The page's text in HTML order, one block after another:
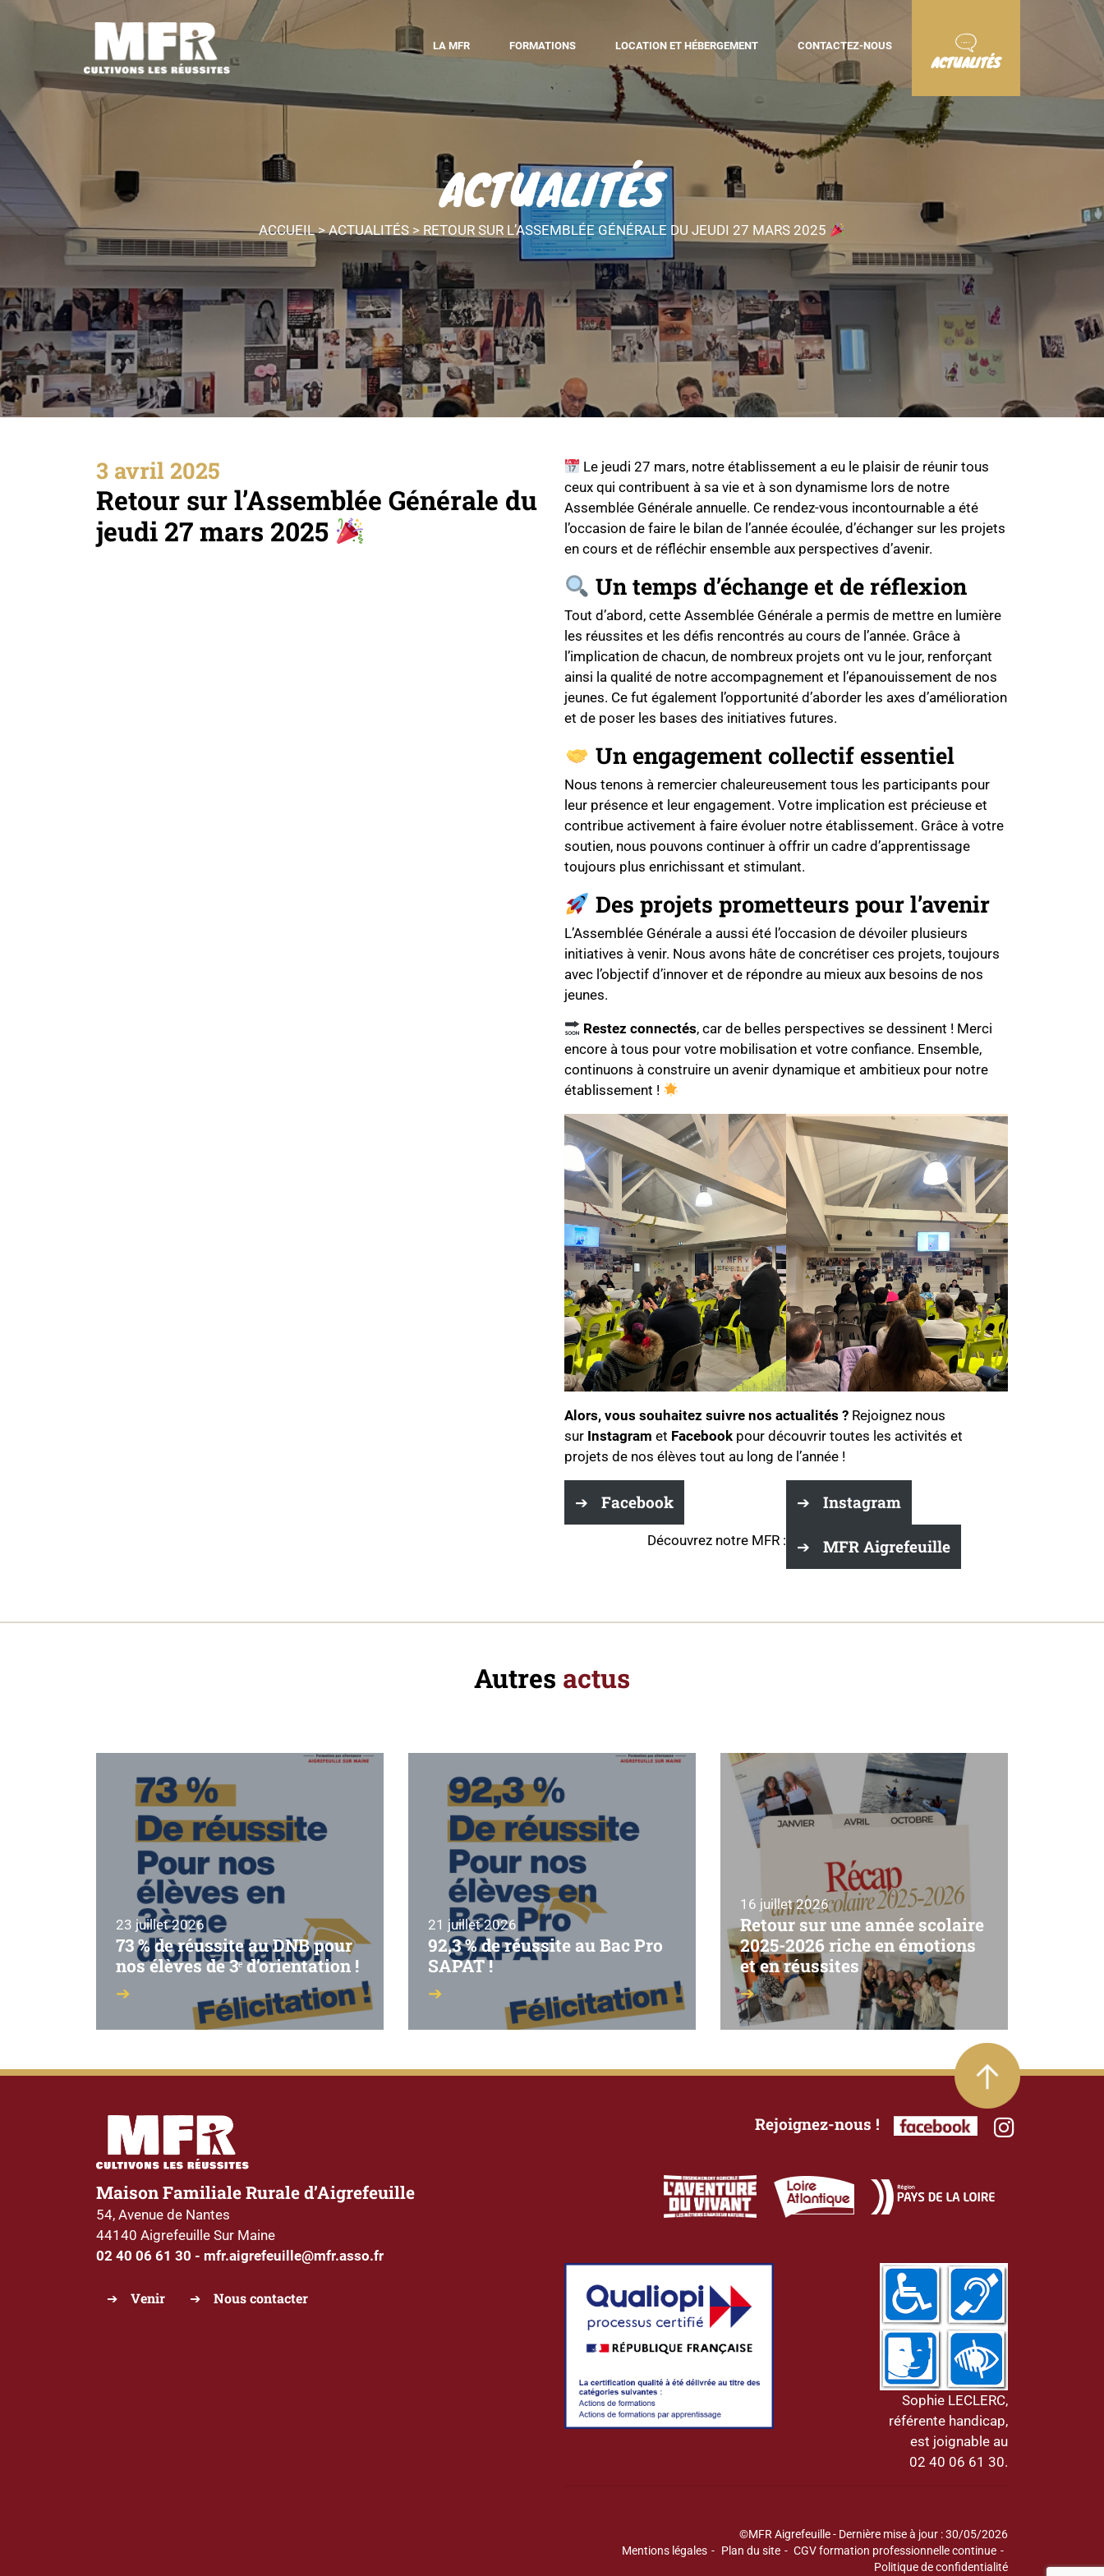
LA MFR FORMATIONS LOCATION ET HÉBERGEMENT CONTACTEZ-NOUS
ACTUALITÉS
ACTUALITÉS
ACCUEIL>ACTUALITÉS> RETOUR SUR L’ASSEMBLÉE GÉNÉRALE DU JEUDI 27 MARS 2025
3 avril 2025
Retour sur l’Assemblée Générale du
jeudi 27 mars 2025
Le jeudi 27 mars, notre établissement a eu le plaisir de réunir tous
ceux qui contribuent à sa vie et à son dynamisme lors de notre
Assemblée Générale annuelle. Ce rendez-vous incontournable a été
l’occasion de faire le bilan de l’année écoulée, d’échanger sur les projets
en cours et de réfléchir ensemble aux perspectives d’avenir.
Un temps d’échange et de réflexion
Tout d’abord, cette Assemblée Générale a permis de mettre en lumière
les réussites et les défis rencontrés au cours de l’année. Grâce à
l’implication de chacun, de nombreux projets ont vu le jour, renforçant
ainsi la qualité de notre accompagnement et l’épanouissement de nos
jeunes. Ce fut également l’opportunité d’aborder les axes d’amélioration
et de poser les bases des initiatives futures.
Un engagement collectif essentiel
Nous tenons à remercier chaleureusement tous les participants pour
leur présence et leur engagement. Votre implication est précieuse et
contribue activement à faire évoluer notre établissement. Grâce à votre
soutien, nous pouvons continuer à offrir un cadre d’apprentissage
toujours plus enrichissant et stimulant.
Des projets prometteurs pour l’avenir
L’Assemblée Générale a aussi été l’occasion de dévoiler plusieurs
initiatives à venir. Nous avons hâte de concrétiser ces projets, toujours
avec l’objectif d’innover et de répondre au mieux aux besoins de nos
jeunes.
Restez connectés, car de belles perspectives se dessinent ! Merci
encore à tous pour votre mobilisation et votre confiance. Ensemble,
continuons à construire un avenir dynamique et ambitieux pour notre
établissement !
Alors, vous souhaitez suivre nos actualités ? Rejoignez nous
sur Instagram et Facebook pour découvrir toutes les activités et
projets de nos élèves tout au long de l’année !
Facebook Instagram
Découvrez notre MFR : MFR Aigrefeuille
Autres actus
23 juillet 2026
73 % de réussite au DNB pour
nos élèves de 3ᵉ d’orientation !
21 juillet 2026
92,3 % de réussite au Bac Pro
SAPAT !
16 juillet 2026
Retour sur une année scolaire
2025-2026 riche en émotions
et en réussites
Maison Familiale Rurale d’Aigrefeuille
54, Avenue de Nantes
44140 Aigrefeuille Sur Maine
02 40 06 61 30 - mfr.aigrefeuille@mfr.asso.fr
Venir Nous contacter
Rejoignez-nous !
Sophie LECLERC,
référente handicap,
est joignable au
02 40 06 61 30.
©MFR Aigrefeuille - Dernière mise à jour : 30/05/2026
Mentions légales
Plan du site
CGV formation professionnelle continue
Politique de confidentialité